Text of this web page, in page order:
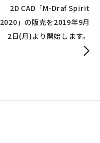
2D CAD「M-Draf Spirit
2020」の販売を2019年9月
2日(月)より開始します。